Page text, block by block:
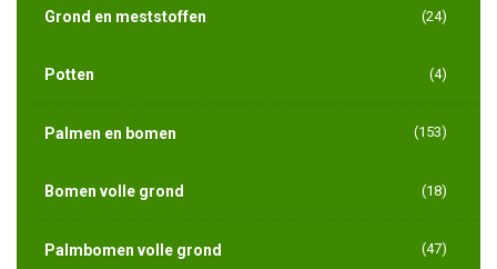
Grond en meststoffen (24)
Potten (4)
Palmen en bomen (153)
Bomen volle grond (18)
Palmbomen volle grond (47)